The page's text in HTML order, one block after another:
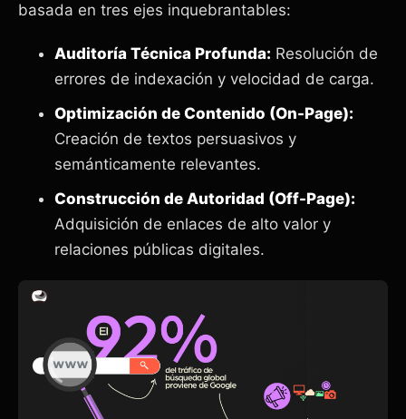
basada en tres ejes inquebrantables:
Auditoría Técnica Profunda: Resolución de
errores de indexación y velocidad de carga.
Optimización de Contenido (On-Page):
Creación de textos persuasivos y
semánticamente relevantes.
Construcción de Autoridad (Off-Page):
Adquisición de enlaces de alto valor y
relaciones públicas digitales.